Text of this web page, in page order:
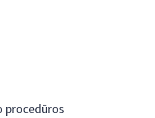
procedūros